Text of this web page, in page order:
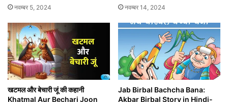
नवम्बर 5, 2024 नवम्बर 14, 2024
खटमल और बेचारी जूं की कहानी
Khatmal Aur Bechari Joon
Jab Birbal Bachcha Bana:
Akbar Birbal Story in Hindi-